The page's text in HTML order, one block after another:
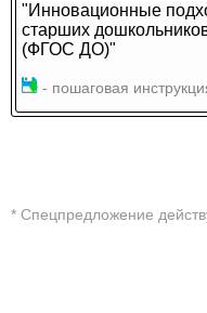
"Инновационные
старших
(ФГОС ДО)"
- пошаговая
* Cпецпредложение